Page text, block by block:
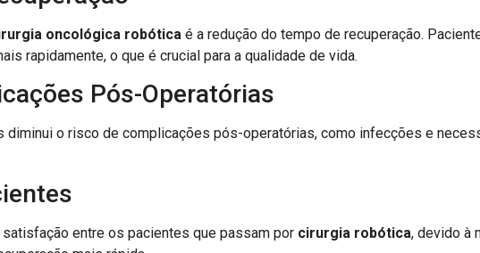
oncológica robótica é a redução do tempo de recuperação.
rapidamente, o que é crucial para a qualidade de vida.
Pós-Operatórias
o risco de complicações pós-operatórias, como infecções e
entre os pacientes que passam por cirurgia robótica, devido à